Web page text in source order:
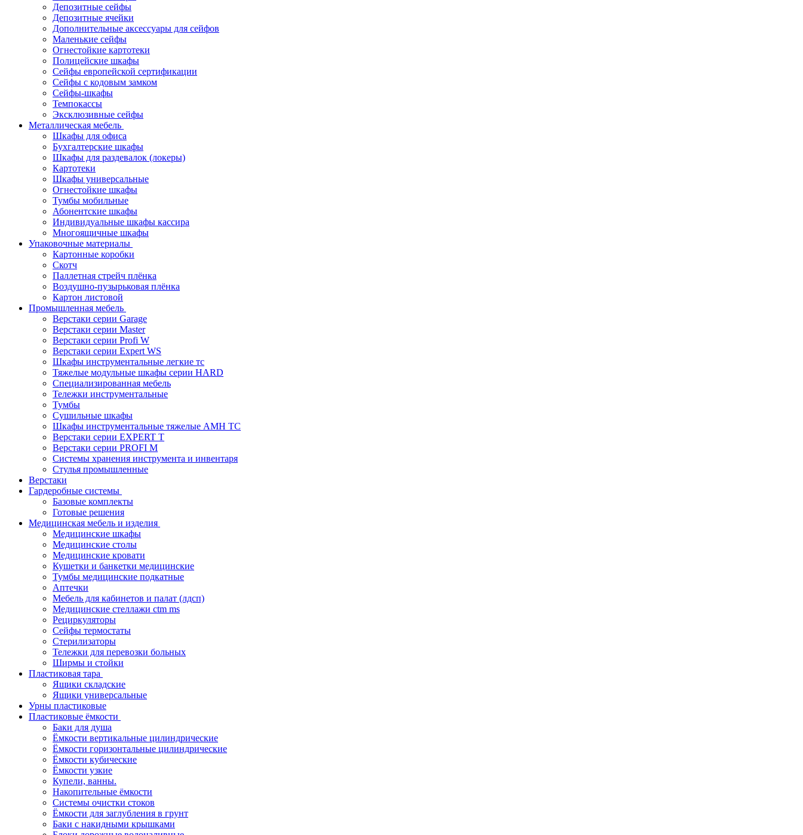
Депозитные сейфы
Депозитные ячейки
Дополнительные аксессуары для сейфов
Маленькие сейфы
Огнестойкие картотеки
Полицейские шкафы
Сейфы европейской сертификации
Сейфы с кодовым замком
Сейфы-шкафы
Темпокассы
Эксклюзивные сейфы
Металлическая мебель
Шкафы для офиса
Бухгалтерские шкафы
Шкафы для раздевалок (локеры)
Картотеки
Шкафы универсальные
Огнестойкие шкафы
Тумбы мобильные
Абонентские шкафы
Индивидуальные шкафы кассира
Многоящичные шкафы
Упаковочные материалы
Картонные коробки
Скотч
Паллетная стрейч плёнка
Воздушно-пузырьковая плёнка
Картон листовой
Промышленная мебель
Верстаки серии Garage
Верстаки серии Master
Верстаки серии Profi W
Верстаки серии Expert WS
Шкафы инструментальные легкие тс
Тяжелые модульные шкафы серии HARD
Cпециализированная мебель
Тележки инструментальные
Тумбы
Cушильные шкафы
Шкафы инструментальные тяжелые AMH TC
Верстаки серии EXPERT T
Верстаки серии PROFI M
Системы хранения инструмента и инвентаря
Стулья промышленные
Верстаки
Гардеробные системы
Базовые комплекты
Готовые решения
Медицинская мебель и изделия
Медицинские шкафы
Медицинские столы
Медицинские кровати
Кушетки и банкетки медицинские
Тумбы медицинские подкатные
Аптечки
Мебель для кабинетов и палат (лдсп)
Медицинские стеллажи ctm ms
Рециркуляторы
Сейфы термостаты
Стерилизаторы
Тележки для перевозки больных
Ширмы и стойки
Пластиковая тара
Ящики складские
Ящики универсальные
Урны пластиковые
Пластиковые ёмкости
Баки для душа
Ёмкости вертикальные цилиндрические
Ёмкости горизонтальные цилиндрические
Ёмкости кубические
Ёмкости узкие
Купели, ванны.
Накопительные ёмкости
Системы очистки стоков
Ёмкости для заглубления в грунт
Баки с накидными крышками